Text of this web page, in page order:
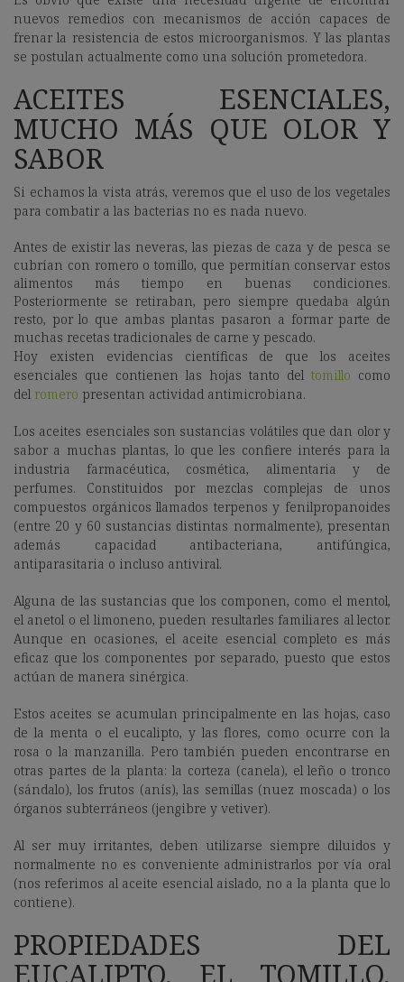
nuevos remedios con mecanismos de acción capaces de
frenar la resistencia de estos microorganismos. Y las plantas
se postulan actualmente como una solución prometedora.
ACEITES ESENCIALES,
MUCHO MÁS QUE OLOR Y
SABOR
Si echamos la vista atrás, veremos que el uso de los vegetales
para combatir a las bacterias no es nada nuevo.
Antes de existir las neveras, las piezas de caza y de pesca se
cubrían con romero o tomillo, que permitían conservar estos
alimentos más tiempo en buenas condiciones.
Posteriormente se retiraban, pero siempre quedaba algún
resto, por lo que ambas plantas pasaron a formar parte de
muchas recetas tradicionales de carne y pescado.
Hoy existen evidencias científicas de que los aceites
esenciales que contienen las hojas tanto del tomillo como
del romero presentan actividad antimicrobiana.
Los aceites esenciales son sustancias volátiles que dan olor y
sabor a muchas plantas, lo que les confiere interés para la
industria farmacéutica, cosmética, alimentaria y de
perfumes. Constituidos por mezclas complejas de unos
compuestos orgánicos llamados terpenos y fenilpropanoides
(entre 20 y 60 sustancias distintas normalmente), presentan
además capacidad antibacteriana, antifúngica,
antiparasitaria o incluso antiviral.
Alguna de las sustancias que los componen, como el mentol,
el anetol o el limoneno, pueden resultarles familiares al lector.
Aunque en ocasiones, el aceite esencial completo es más
eficaz que los componentes por separado, puesto que estos
actúan de manera sinérgica.
Estos aceites se acumulan principalmente en las hojas, caso
de la menta o el eucalipto, y las flores, como ocurre con la
rosa o la manzanilla. Pero también pueden encontrarse en
otras partes de la planta: la corteza (canela), el leño o tronco
(sándalo), los frutos (anís), las semillas (nuez moscada) o los
órganos subterráneos (jengibre y vetiver).
Al ser muy irritantes, deben utilizarse siempre diluidos y
normalmente no es conveniente administrarlos por vía oral
(nos referimos al aceite esencial aislado, no a la planta que lo
contiene).
PROPIEDADES DEL
EUCALIPTO, EL TOMILLO,